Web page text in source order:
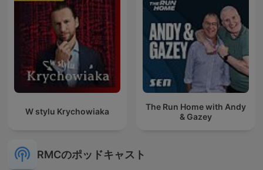
W stylu Krychowiaka
The Run Home with Andy
& Gazey
RMCのポッドキャスト